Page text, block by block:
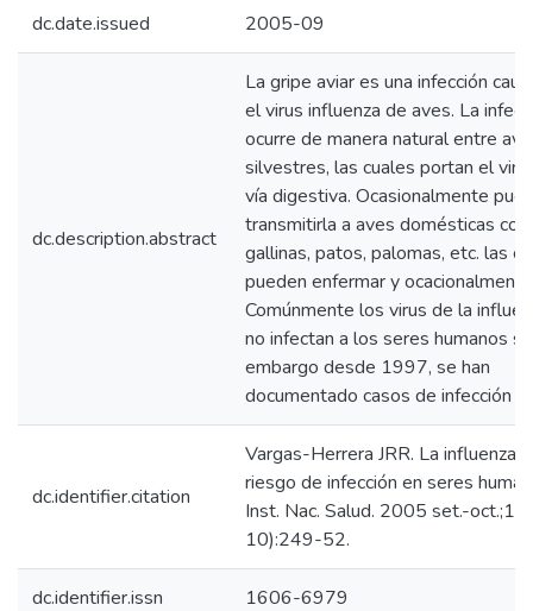
dc.date.issued 2005-09
dc.description.abstract
La gripe aviar es una infección
el virus influenza de aves. La
ocurre de manera natural entre
silvestres, las cuales portan el
vía digestiva. Ocasionalmente
transmitirla a aves domésticas
gallinas, patos, palomas, etc. las
pueden enfermar y
Comúnmente los virus de la
no infectan a los seres humanos
embargo desde 1997, se han
documentado casos de infección
dc.identifier.citation
Vargas-Herrera JRR. La influenza
riesgo de infección en seres
Inst. Nac. Salud. 2005 set.-
10):249-52.
dc.identifier.issn 1606-6979